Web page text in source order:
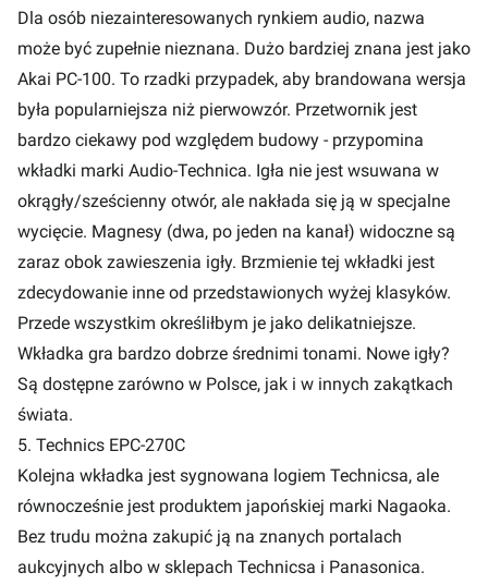
Dla osób niezainteresowanych rynkiem audio, nazwa
może być zupełnie nieznana. Dużo bardziej znana jest jako
Akai PC-100. To rzadki przypadek, aby brandowana wersja
była popularniejsza niż pierwowzór. Przetwornik jest
bardzo ciekawy pod względem budowy - przypomina
wkładki marki Audio-Technica. Igła nie jest wsuwana w
okrągły/sześcienny otwór, ale nakłada się ją w specjalne
wycięcie. Magnesy (dwa, po jeden na kanał) widoczne są
zaraz obok zawieszenia igły. Brzmienie tej wkładki jest
zdecydowanie inne od przedstawionych wyżej klasyków.
Przede wszystkim określiłbym je jako delikatniejsze.
Wkładka gra bardzo dobrze średnimi tonami. Nowe igły?
Są dostępne zarówno w Polsce, jak i w innych zakątkach
świata.
5. Technics EPC-270C
Kolejna wkładka jest sygnowana logiem Technicsa, ale
równocześnie jest produktem japońskiej marki Nagaoka.
Bez trudu można zakupić ją na znanych portalach
aukcyjnych albo w sklepach Technicsa i Panasonica.